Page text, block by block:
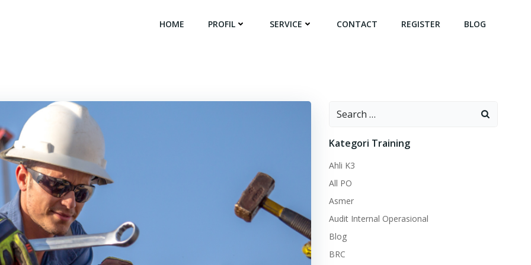
HOME PROFIL SERVICE CONTACT REGISTER BLOG
Search
Kategori Training
Ahli K3
All PO
Asmer
Audit Internal Operasional
Blog
BRC